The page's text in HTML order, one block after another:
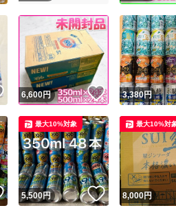
いいね！
6,600円 いいね！
3,380円
いいね！
5,500円 いいね！
最大10%対象
8,000円
最大10%対